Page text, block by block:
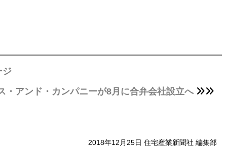
ジ
・アンド・カンパニーが8月に合弁会社設立へ
2018年12月25日 住宅産業新聞社 編集部